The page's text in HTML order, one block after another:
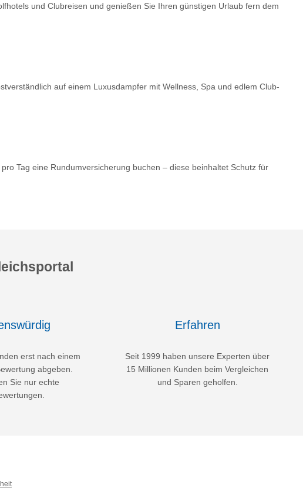
und Clubreisen und genießen Sie Ihren günstigen Urlaub fern dem
auf einem Luxusdampfer mit Wellness, Spa und edlem Club-
Tag eine Rundumversicherung buchen – diese beinhaltet Schutz für
erst nach einem
abgeben.
Sie nur echte
Erfahren
Seit 1999 haben unsere Experten über
15 Millionen Kunden beim Vergleichen
und Sparen geholfen.